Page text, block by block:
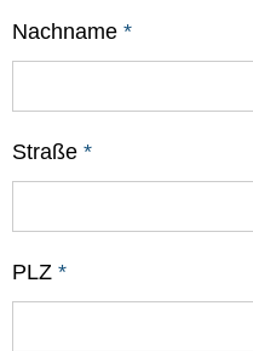
Nachname *
Straße *
PLZ *